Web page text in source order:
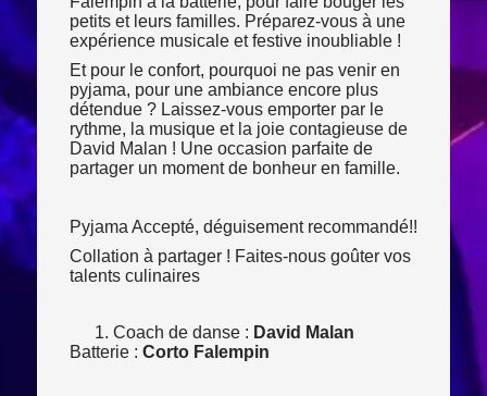
petits et leurs familles. Préparez-vous à une
expérience musicale et festive inoubliable !
Et pour le confort, pourquoi ne pas venir en
pyjama, pour une ambiance encore plus
détendue ? Laissez-vous emporter par le
rythme, la musique et la joie contagieuse de
David Malan ! Une occasion parfaite de
partager un moment de bonheur en famille.
Pyjama Accepté, déguisement recommandé!!
Collation à partager ! Faites-nous goûter vos
talents culinaires
Coach de danse : David Malan
Batterie : Corto Falempin